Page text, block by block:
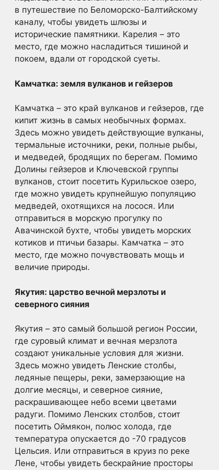
в путешествие по Беломорско-Балтийскому
каналу, чтобы увидеть шлюзы и
исторические памятники. Карелия – это
место, где можно насладиться тишиной и
покоем, вдали от городской суеты.
Камчатка: земля вулканов и гейзеров
Камчатка – это край вулканов и гейзеров, где
кипит жизнь в самых необычных формах.
Здесь можно увидеть действующие вулканы,
термальные источники, реки, полные рыбы,
и медведей, бродящих по берегам. Помимо
Долины гейзеров и Ключевской группы
вулканов, стоит посетить Курильское озеро,
где можно увидеть крупнейшую популяцию
медведей, охотящихся на лосося. Или
отправиться в морскую прогулку по
Авачинской бухте, чтобы увидеть морских
котиков и птичьи базары. Камчатка – это
место, где можно почувствовать мощь и
величие природы.
Якутия: царство вечной мерзлоты и
северного сияния
Якутия – это самый большой регион России,
где суровый климат и вечная мерзлота
создают уникальные условия для жизни.
Здесь можно увидеть Ленские столбы,
ледяные пещеры, реки, замерзающие на
долгие месяцы, и северное сияние,
раскрашивающее небо всеми цветами
радуги. Помимо Ленских столбов, стоит
посетить Оймякон, полюс холода, где
температура опускается до -70 градусов
Цельсия. Или отправиться в круиз по реке
Лене, чтобы увидеть бескрайние просторы